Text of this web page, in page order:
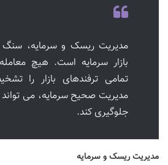
مدیریت ریسک و سرمایه، سنگ
بازار سرمایه است. هیچ
تمامی ترفندهای بازار را
مدیریت صحیح سرمایه، می تواند
جلوگیری کند.
مدیریت ریسک و سرمایه